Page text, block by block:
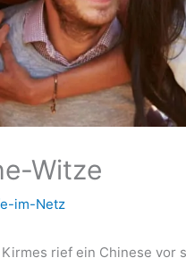
Witze
im-Netz
rief ein Chinese vor